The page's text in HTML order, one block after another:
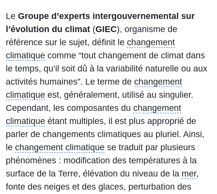
Le Groupe d’experts intergouvernemental sur
l’évolution du climat (GIEC), organisme de
référence sur le sujet, définit le changement
climatique comme “tout changement de climat dans
le temps, qu’il soit dû à la variabilité naturelle ou aux
activités humaines”. Le terme de changement
climatique est, généralement, utilisé au singulier.
Cependant, les composantes du changement
climatique étant multiples, il est plus approprié de
parler de changements climatiques au pluriel. Ainsi,
le changement climatique se traduit par plusieurs
phénomènes : modification des températures à la
surface de la Terre, élévation du niveau de la mer,
fonte des neiges et des glaces, perturbation des